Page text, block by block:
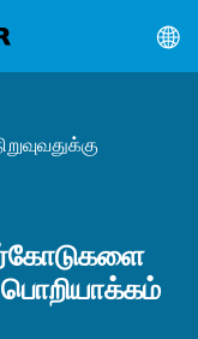
பொறியாக்கம்